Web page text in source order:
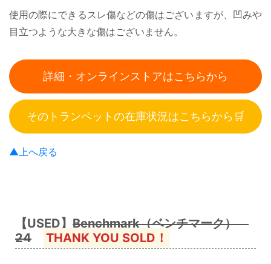
使用の際にできるスレ傷などの傷はございますが、凹みや
目立つような大きな傷はございません。
詳細・オンラインストアはこちらから
そのトランペットの在庫状況はこちらから🛒
▲上へ戻る
【USED】 Benchmark（ベンチマーク）
24
THANK YOU SOLD！